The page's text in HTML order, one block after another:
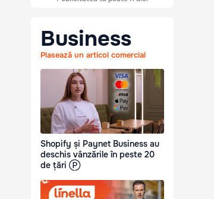
Business
Plasează un articol comercial
Shopify și Paynet Business au
deschis vânzările în peste 20
de țări Ⓟ